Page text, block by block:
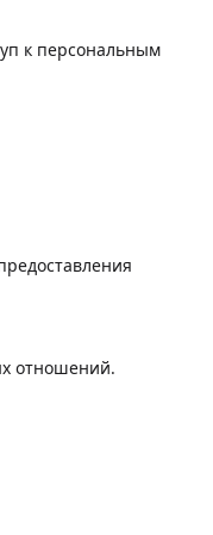
к персональным
отношений.